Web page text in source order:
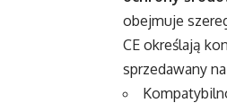
obejmuje
CE określają
sprzedawany